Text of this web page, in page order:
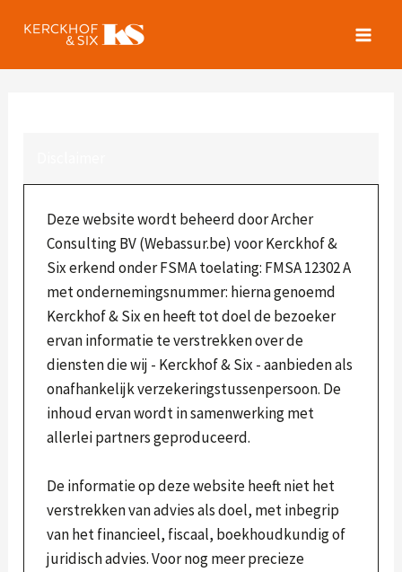
naar
Deze website wordt beheerd door Archer
Consulting BV (Webassur.be) voor Kerckhof &
Six erkend onder FSMA toelating: FMSA 12302 A
met ondernemingsnummer: hierna genoemd
Kerckhof & Six en heeft tot doel de bezoeker
ervan informatie te verstrekken over de
diensten die wij - Kerckhof & Six - aanbieden als
onafhankelijk verzekeringstussenpersoon. De
inhoud ervan wordt in samenwerking met
allerlei partners geproduceerd.
De informatie op deze website heeft niet het
verstrekken van advies als doel, met inbegrip
van het financieel, fiscaal, boekhoudkundig of
juridisch advies. Voor nog meer precieze